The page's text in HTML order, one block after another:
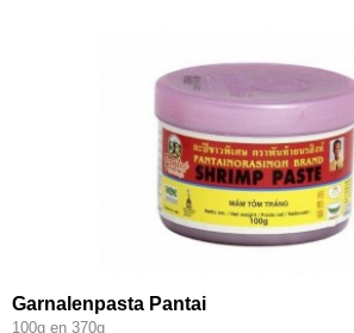
Garnalenpasta Pantai
100g en 370g